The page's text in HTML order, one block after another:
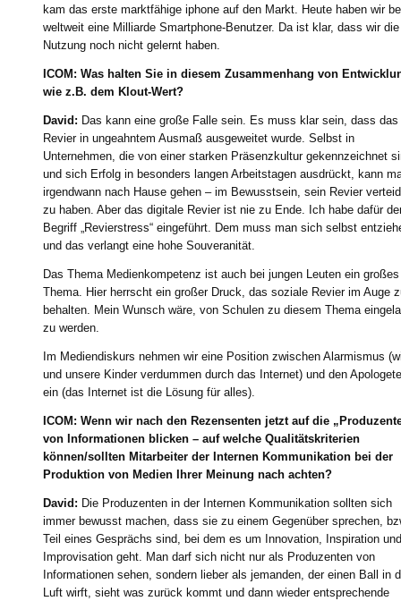
kam das erste marktfähige iphone auf den Markt. Heute haben wir
weltweit eine Milliarde Smartphone-Benutzer. Da ist klar, dass wir die
Nutzung noch nicht gelernt haben.
ICOM: Was halten Sie in diesem Zusammenhang von
wie z.B. dem Klout-Wert?
David: Das kann eine große Falle sein. Es muss klar sein, dass das
Revier in ungeahntem Ausmaß ausgeweitet wurde. Selbst in
Unternehmen, die von einer starken Präsenzkultur gekennzeichnet
und sich Erfolg in besonders langen Arbeitstagen ausdrückt, kann
irgendwann nach Hause gehen – im Bewusstsein, sein Revier
zu haben. Aber das digitale Revier ist nie zu Ende. Ich habe dafür
Begriff „Revierstress“ eingeführt. Dem muss man sich selbst
und das verlangt eine hohe Souveranität.
Das Thema Medienkompetenz ist auch bei jungen Leuten ein großes
Thema. Hier herrscht ein großer Druck, das soziale Revier im Auge
behalten. Mein Wunsch wäre, von Schulen zu diesem Thema
zu werden.
Im Mediendiskurs nehmen wir eine Position zwischen Alarmismus
und unsere Kinder verdummen durch das Internet) und den
ein (das Internet ist die Lösung für alles).
ICOM: Wenn wir nach den Rezensenten jetzt auf die
von Informationen blicken – auf welche Qualitätskriterien
können/sollten Mitarbeiter der Internen Kommunikation bei der
Produktion von Medien Ihrer Meinung nach achten?
David: Die Produzenten in der Internen Kommunikation sollten sich
immer bewusst machen, dass sie zu einem Gegenüber sprechen,
Teil eines Gesprächs sind, bei dem es um Innovation, Inspiration und
Improvisation geht. Man darf sich nicht nur als Produzenten von
Informationen sehen, sondern lieber als jemanden, der einen Ball in
Luft wirft, sieht was zurück kommt und dann wieder entsprechende